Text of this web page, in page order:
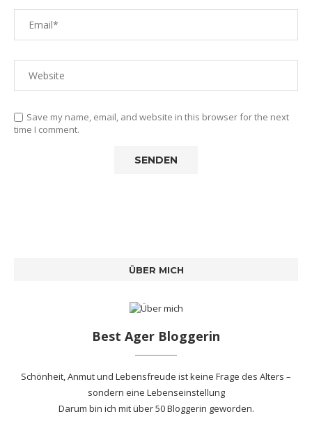
Save my name, email, and website in this browser for the next
time I comment.
ÜBER MICH
Best Ager Bloggerin
Schönheit, Anmut und Lebensfreude ist keine Frage des Alters –
sondern eine Lebenseinstellung
Darum bin ich mitüber 50 Bloggerin geworden.